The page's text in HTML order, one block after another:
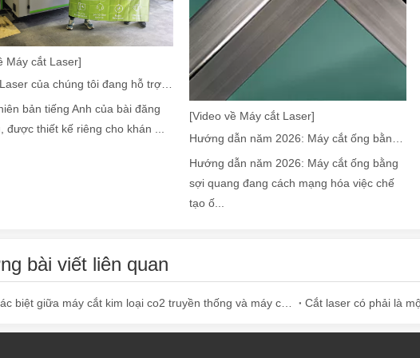
lên như một trò chơi - thay đổi công nghệ, cung cấp rất nhiều lợi ích so với
vật liệu Công nghiệp sản xuất hiện đại, máy cắt laser sợi đã nổi lên như
Máy cắt Laser]
bản tiếng Anh của bài đăng
được thiết kế riêng cho khán ...
[Video về Máy cắt Laser]
Hướng dẫn năm 2026: Máy cắt ống bằng
sợi quang đang cách mạng hóa việc chế
tạo ố...
bài viết liên quan
Cắt laser có phải là